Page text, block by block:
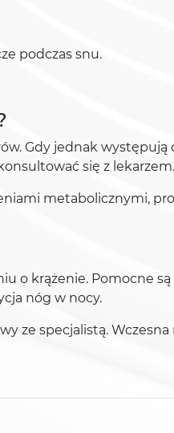
podczas snu.
Gdy jednak występują
się z lekarzem.
metabolicznymi,
o krążenie. Pomocne
nóg w nocy.
ze specjalistą. Wczesna